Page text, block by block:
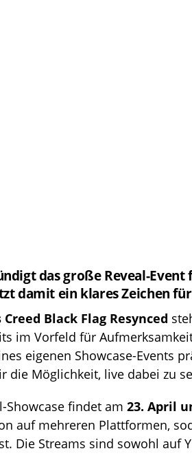
das große Reveal-Event
damit ein klares Zeichen
Creed Black Flag Resynced
im Vorfeld für
eigenen Showcase-Events
die Möglichkeit, live dabei zu
Showcase findet am 23. April
auf mehreren Plattformen,
Die Streams sind sowohl auf